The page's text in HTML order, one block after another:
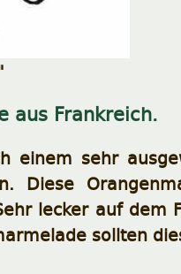
aus Frankreich.
einem sehr
Diese
lecker auf dem
sollten